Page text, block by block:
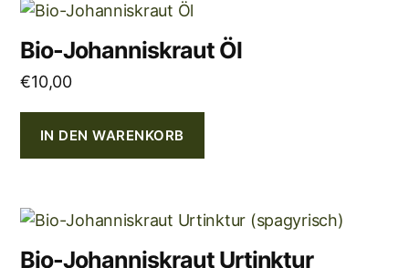
Bio-Johanniskraut Öl
€10,00
IN DEN WARENKORB
Bio-Johanniskraut Urtinktur